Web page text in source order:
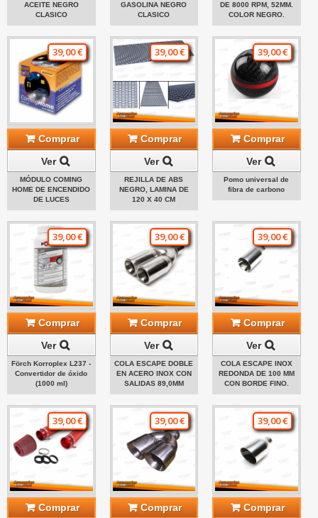
ACEITE NEGRO
CLASICO
GASOLINA NEGRO
CLASICO
DE 8000 RPM, 52MM.
COLOR NEGRO.
39,00 €
Comprar
Ver
MÓDULO COMING
HOME DE ENCENDIDO
DE LUCES
39,00 €
Comprar
Ver
REJILLA DE ABS
NEGRO, LAMINA DE
120 X 40 CM
39,00 €
Comprar
Ver
Pomo universal de
fibra de carbono
39,00 €
Comprar
Ver
Förch Korroplex L237 -
Convertidor de óxido
(1000 ml)
39,00 €
Comprar
Ver
COLA ESCAPE DOBLE
EN ACERO INOX CON
SALIDAS 89,0MM
39,00 €
Comprar
Ver
COLA ESCAPE INOX
REDONDA DE 100 MM
CON BORDE FINO.
39,00 €
Comprar
39,00 €
Comprar
39,00 €
Comprar